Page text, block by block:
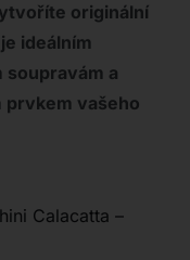
originální
ideálním
soupravám a
vašeho
Calacatta –